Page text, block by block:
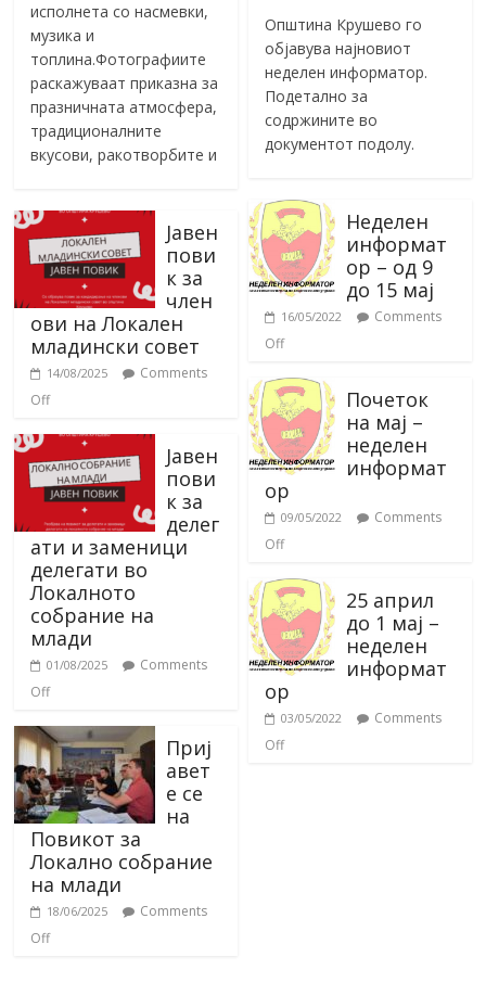
исполнета со насмевки,
музика и
топлина.Фотографиите
раскажуваат приказна за
празничната атмосфера,
традиционалните
вкусови, ракотворбите и
Јавен
пови
к за
член
ови на Локален
младински совет
14/08/2025
Comments
Off
Јавен
пови
к за
делег
ати и заменици
делегати во
Локалното
собрание на
млади
01/08/2025
Comments
Off
Приј
авет
е се
на
Повикот за
Локално собрание
на млади
18/06/2025
Comments
Off
Општина Крушево го
објавува најновиот
неделен информатор.
Подетално за
содржините во
документот подолу.
Неделен
информат
ор – од 9
до 15 мај
16/05/2022
Comments
Off
Почеток
на мај –
неделен
информат
ор
09/05/2022
Comments
Off
25 април
до 1 мај –
неделен
информат
ор
03/05/2022
Comments
Off